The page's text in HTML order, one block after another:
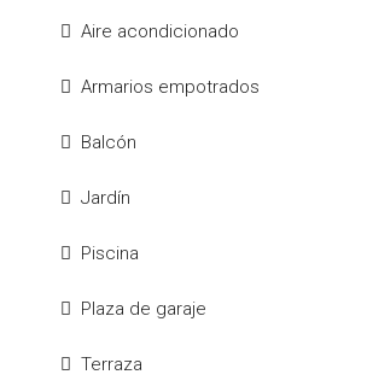
Aire acondicionado
Armarios empotrados
Balcón
Jardín
Piscina
Plaza de garaje
Terraza